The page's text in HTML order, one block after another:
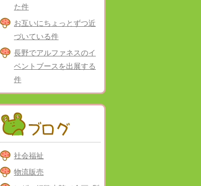
た件
お互いにちょっとずつ近
づいている件
長野でアルファネスのイ
ベントブースを出展する
件
社会福祉
物流販売